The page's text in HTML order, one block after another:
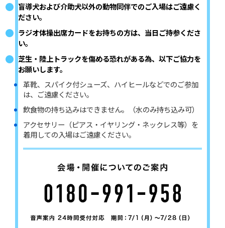
盲導犬および介助犬以外の動物同伴でのご入場はご遠慮く
ださい。
ラジオ体操出席カードをお持ちの方は、当日ご持参くださ
い。
芝生・陸上トラックを傷める恐れがある為、以下ご協力を
お願いします。
革靴、スパイク付シューズ、ハイヒールなどでのご参加
は、ご遠慮ください。
飲食物の持ち込みはできません。（水のみ持ち込み可）
アクセサリー（ピアス・イヤリング・ネックレス等）を
着用しての入場はご遠慮ください。